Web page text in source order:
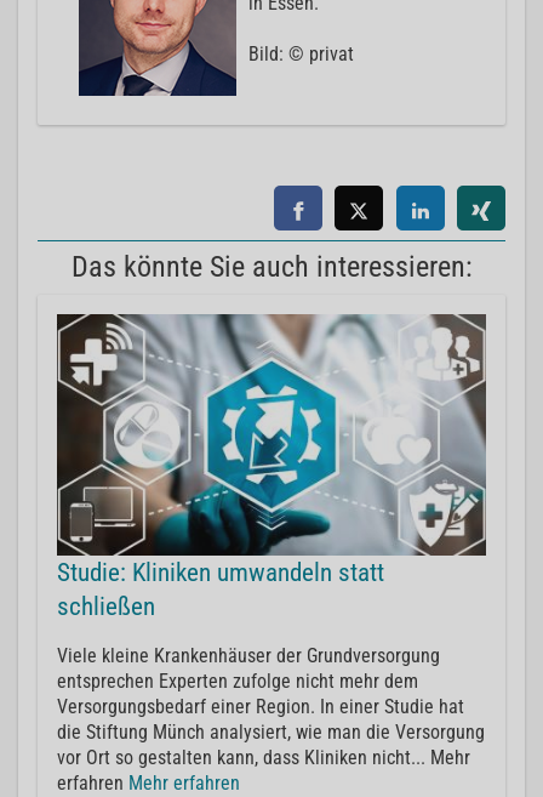
Bild: © privat
Das könnte Sie auch interessieren:
Studie: Kliniken umwandeln statt
schließen
Viele kleine Krankenhäuser der Grundversorgung
entsprechen Experten zufolge nicht mehr dem
Versorgungsbedarf einer Region. In einer Studie hat
die Stiftung Münch analysiert, wie man die Versorgung
vor Ort so gestalten kann, dass Kliniken nicht... Mehr
erfahren Mehr erfahren